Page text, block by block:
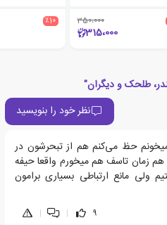
350،000
315،000
٪10
طلحک و دیگران"
نظر خود را بنویسید
حظ می‌کنم هم از تبحرشون در
زمان تاسف هم میخورم واقعا حیفه
مانع ارتباطی بسیاری برامون
9
|
|